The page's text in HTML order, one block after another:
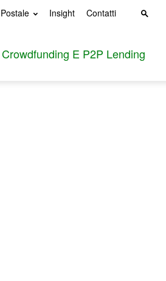
Postale Insight Contatti
Crowdfunding E P2P Lending